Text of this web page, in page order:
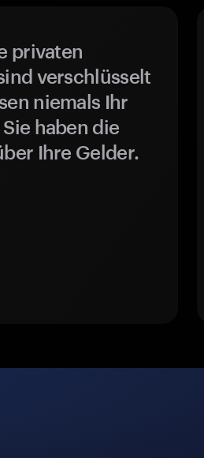
privaten
verschlüsselt
niemals Ihr
haben die
Ihre Gelder.